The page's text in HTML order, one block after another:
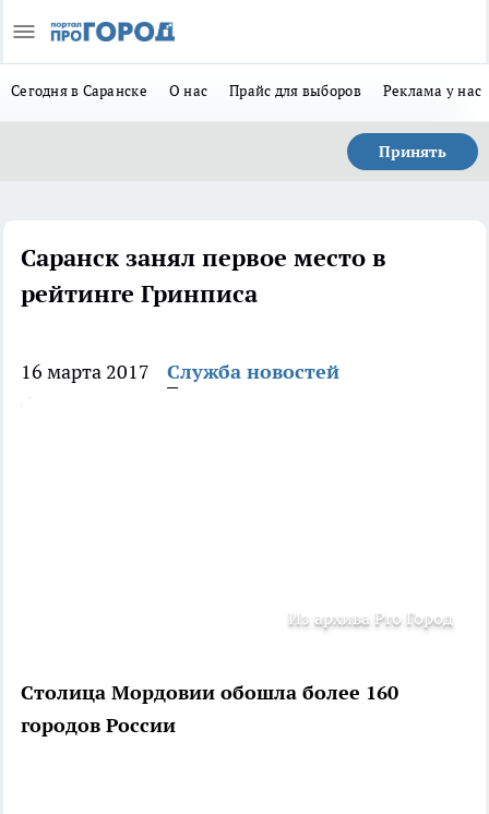
Сегодня в Саранске О нас Прайс для выборов Реклама у нас
Принять
Саранск занял первое место в
рейтинге Гринписа
16 марта 2017 Служба новостей
Из архива Pro Город
Столица Мордовии обошла более 160
городов России